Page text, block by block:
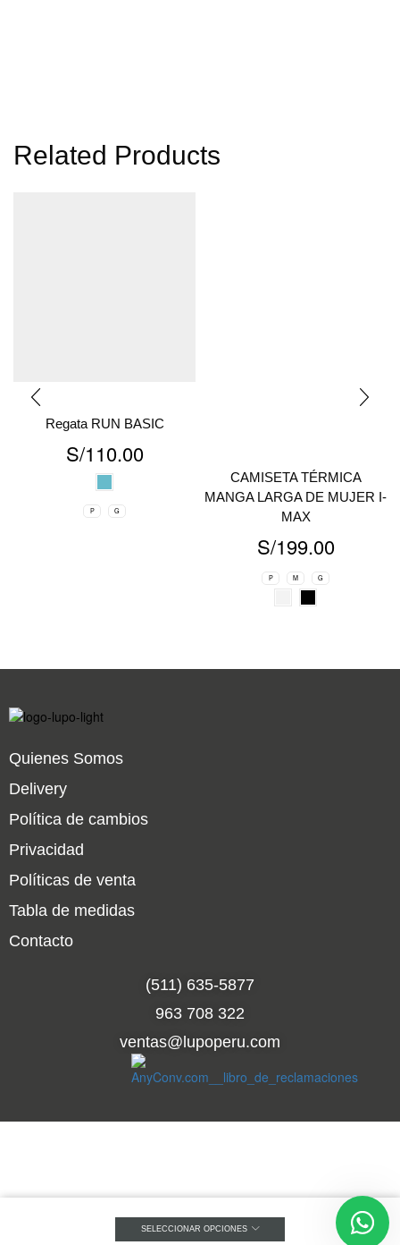
Related Products
Regata RUN BASIC
S/110.00
P G
CAMISETA TÉRMICA
MANGA LARGA DE MUJER I-
MAX
S/199.00
P M G
SELECCIONAR OPCIONES
Quienes Somos
Delivery
Política de cambios
Privacidad
Políticas de venta
Tabla de medidas
Contacto
(511) 635-5877
963 708 322
ventas@lupoperu.com